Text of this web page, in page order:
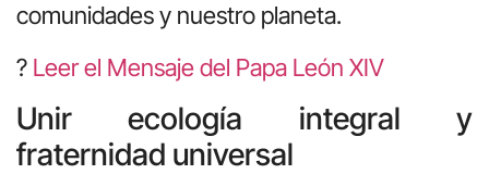
comunidades y nuestro planeta.
? Leer el Mensaje del Papa León XIV
Unir ecología integral y
fraternidad universal